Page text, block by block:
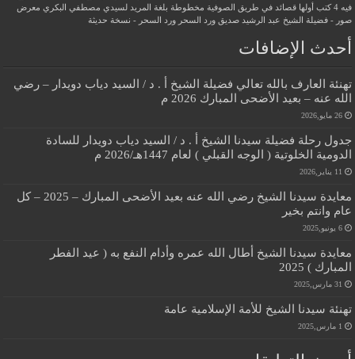
فيه 4 كتب أولها قصائد في طريق الصوفية
مخطوطة بلغة المريد لسيدي مصطفي البكري معرض
صور - فضيلة الشيخ عبد الرشيد صديق
ورد السحر ورد السحر - نسخة حديثة
أحدث الإضافات
تهنئة العارف بالله تعالي فضيلة الشيخ أ . د / السيد دياب دويدار – رضي
الله عنه – بعيد الأضحى المبارك 2026 م
26 مايو,2026
جدول رحلة فضيلة سيدنا الشيخ أ . د / السيد دياب دويدار للسادة
الدومية الخلوتية ( الوجه القبلي ) لعام 1447هـ/2026 م
11 يناير,2026
معايدة سيدنا الشيخ رضي الله عنه بعيد الأضحى المبارك – 2025 – كل
عام وانتم بخير
6 يونيو,2025
معايدة سيدنا الشيخ أطال الله عمره وأدام النفع به ( عيد الفطر
المبارك ) 2025
31 مارس,2025
تهنئة سيدنا الشيخ للأمة الإسلامية عامة
1 مارس,2025